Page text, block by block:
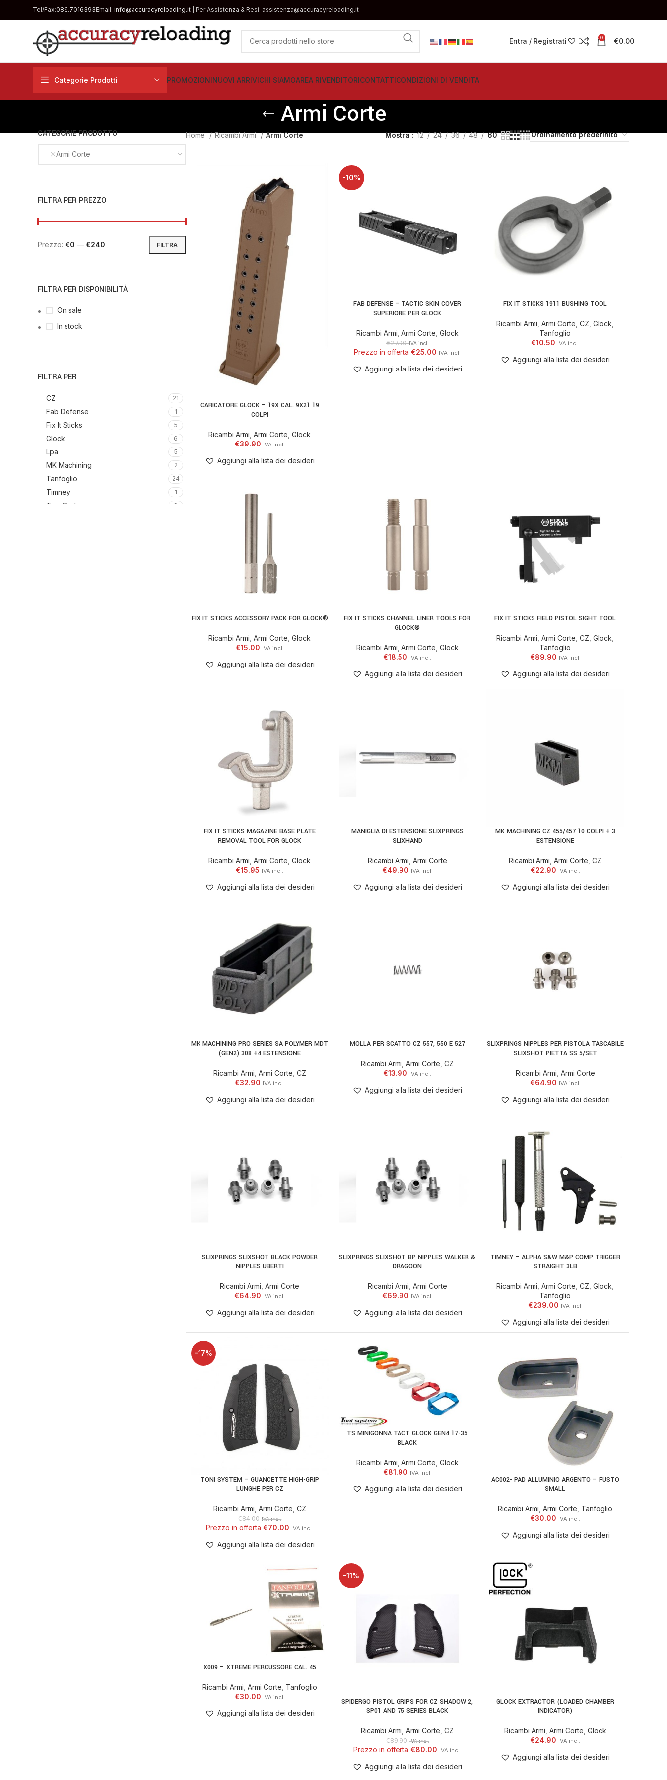
Tel/Fax:089.7016393Email: info@accuracyreloading.it | Per Assistenza & Resi: assistenza@accuracyreloading.it
Entra / Registrati 0 €0.00
Categorie Prodotti PROMOZIONINUOVI ARRIVICHI SIAMOAREA RIVENDITORICONTATTICONDIZIONI DI VENDITA
Armi Corte
CATEGORIE PRODOTTO
Armi Corte
FILTRA PER PREZZO
FILTRA
Prezzo: €0 — €240
FILTRA PER DISPONIBILITÀ
On sale
In stock
FILTRA PER
CZ 21
Fab Defense 1
Fix It Sticks 5
Glock 6
Lpa 5
MK Machining 2
Tanfoglio 24
Timney 1
Toni System 9
Home Ricambi Armi Armi Corte Mostra 12 24 36 48 60
AGGIUNGI AL CARRELLO
CARICATORE GLOCK – 19X CAL. 9X21 19
COLPI
Ricambi Armi ,Armi Corte ,Glock
€39.90
Aggiungi alla lista dei desideri
-10%
AGGIUNGI AL CARRELLO
FAB DEFENSE – TACTIC SKIN COVER
SUPERIORE PER GLOCK
Ricambi Armi Armi Corte Glock
€27.90 IVA incl.
€25.00
Aggiungi alla lista dei desideri
AGGIUNGI AL CARRELLO
FIX IT STICKS 1911 BUSHING TOOL
Ricambi Armi ,Armi Corte ,CZ ,Glock
Tanfoglio
€10.50
Aggiungi alla lista dei desideri
AGGIUNGI AL CARRELLO
FIX IT STICKS ACCESSORY PACK FOR GLOCK®
Ricambi Armi ,Armi Corte ,Glock
€15.00
Aggiungi alla lista dei desideri
AGGIUNGI AL CARRELLO
FIX IT STICKS CHANNEL LINER TOOLS FOR
GLOCK®
Ricambi Armi Armi Corte Glock
€18.50
Aggiungi alla lista dei desideri
AGGIUNGI AL CARRELLO
FIX IT STICKS FIELD PISTOL SIGHT TOOL
Ricambi Armi ,Armi Corte ,CZ ,Glock
Tanfoglio
€89.90
Aggiungi alla lista dei desideri
AGGIUNGI AL CARRELLO
FIX IT STICKS MAGAZINE BASE PLATE
REMOVAL TOOL FOR GLOCK
Ricambi Armi ,Armi Corte ,Glock
€15.95
Aggiungi alla lista dei desideri
AGGIUNGI AL CARRELLO
MANIGLIA DI ESTENSIONE SLIXPRINGS
SLIXHAND
Ricambi Armi Armi Corte
€49.90
Aggiungi alla lista dei desideri
AGGIUNGI AL CARRELLO
MK MACHINING CZ 455/457 10 COLPI + 3
ESTENSIONE
Ricambi Armi ,Armi Corte ,CZ
€22.90
Aggiungi alla lista dei desideri
AGGIUNGI AL CARRELLO
MK MACHINING PRO SERIES SA POLYMER MDT
(GEN2) 308 +4 ESTENSIONE
Ricambi Armi Armi Corte CZ
€32.90
Aggiungi alla lista dei desideri
AGGIUNGI AL CARRELLO
MOLLA PER SCATTO CZ 557, 550 E 527
Ricambi Armi ,Armi Corte ,CZ
€13.90
Aggiungi alla lista dei desideri
AGGIUNGI AL CARRELLO
SLIXPRINGS NIPPLES PER PISTOLA TASCABILE
SLIXSHOT PIETTA SS 5/SET
Ricambi Armi Armi Corte
€64.90
Aggiungi alla lista dei desideri
AGGIUNGI AL CARRELLO
SLIXPRINGS SLIXSHOT BLACK POWDER
NIPPLES UBERTI
Ricambi Armi ,Armi Corte
€64.90
Aggiungi alla lista dei desideri
AGGIUNGI AL CARRELLO
SLIXPRINGS SLIXSHOT BP NIPPLES WALKER &
DRAGOON
Ricambi Armi Armi Corte
€69.90
Aggiungi alla lista dei desideri
AGGIUNGI AL CARRELLO
TIMNEY – ALPHA S&W M&P COMP TRIGGER
STRAIGHT 3LB
Ricambi Armi ,Armi Corte ,CZ ,Glock
Tanfoglio
€239.00
Aggiungi alla lista dei desideri
-17%
AGGIUNGI AL CARRELLO
TONI SYSTEM – GUANCETTE HIGH-GRIP
LUNGHE PER CZ
Ricambi Armi Armi Corte CZ
€84.00 IVA incl.
€70.00
Aggiungi alla lista dei desideri
AGGIUNGI AL CARRELLO
TS MINIGONNA TACT GLOCK GEN4 17-35
BLACK
Ricambi Armi Armi Corte Glock
€81.90
Aggiungi alla lista dei desideri
AGGIUNGI AL CARRELLO
AC002- PAD ALLUMINIO ARGENTO – FUSTO
SMALL
Ricambi Armi ,Armi Corte Tanfoglio
€30.00
Aggiungi alla lista dei desideri
AGGIUNGI AL CARRELLO
X009 – XTREME PERCUSSORE CAL. 45
Ricambi Armi, Armi Corte, Tanfoglio
€30.00
Aggiungi alla lista dei desideri
-11%
AGGIUNGI AL CARRELLO
SPIDERGO PISTOL GRIPS FOR CZ SHADOW 2,
SP01 AND 75 SERIES BLACK
Ricambi Armi ,Armi Corte ,CZ
€89.90 IVA incl.
€80.00
Aggiungi alla lista dei desideri
AGGIUNGI AL CARRELLO
GLOCK EXTRACTOR (LOADED CHAMBER
INDICATOR)
Ricambi Armi Armi Corte Glock
€24.90
Aggiungi alla lista dei desideri